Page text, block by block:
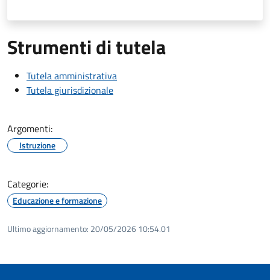
Strumenti di tutela
Tutela amministrativa
Tutela giurisdizionale
Argomenti:
Istruzione
Categorie:
Educazione e formazione
Ultimo aggiornamento: 20/05/2026 10:54.01